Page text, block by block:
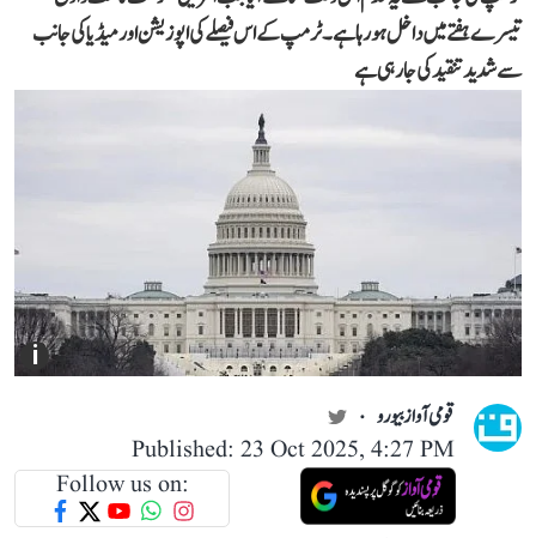
تیسرے ہفتے میں داخل ہو رہا ہے۔ ٹرمپ کے اس فیصلے کی اپوزیشن اور میڈیا کی جانب
سے شدید تنقید کی جا رہی ہے
i
قومی آواز بیورو
Published: 23 Oct 2025, 4:27 PM
Follow us on: